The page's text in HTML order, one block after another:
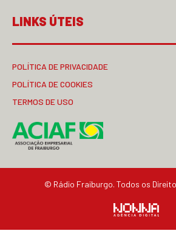
LINKS ÚTEIS
POLÍTICA DE PRIVACIDADE
POLÍTICA DE COOKIES
TERMOS DE USO
© Rádio Fraiburgo. Todos os